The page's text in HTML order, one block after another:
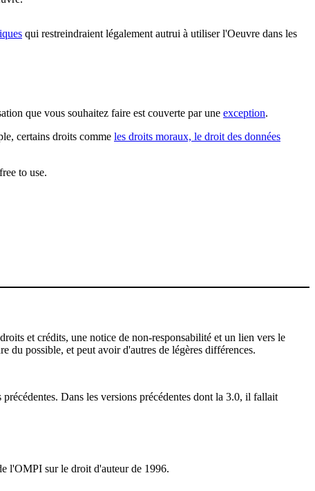
qui restreindraient légalement autrui à utiliser l'Oeuvre dans les
que vous souhaitez faire est couverte par une exception.
certains droits comme les droits moraux, le droit des données
to use.
et crédits, une notice de non-responsabilité et un lien vers le
du possible, et peut avoir d'autres de légères différences.
Dans les versions précédentes dont la 3.0, il fallait
l'OMPI sur le droit d'auteur de 1996.